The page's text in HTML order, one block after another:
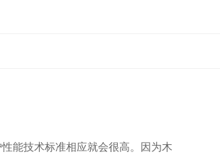
能技术标准相应就会很高。因为木